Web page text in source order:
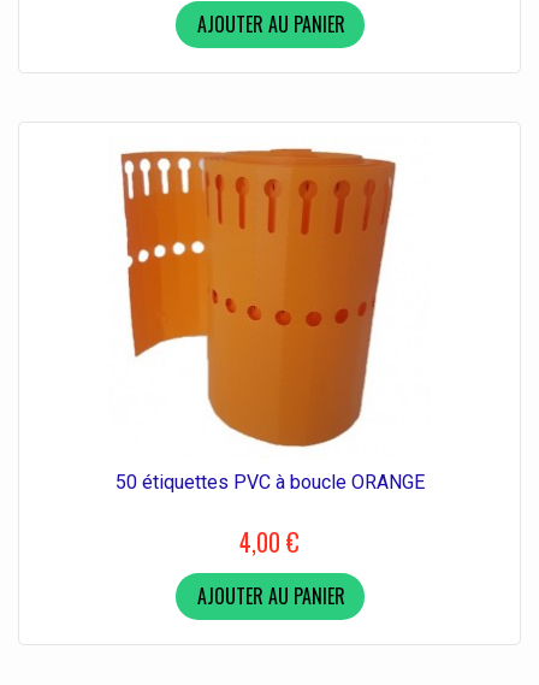
AJOUTER AU PANIER
50 étiquettes PVC à boucle ORANGE
4,00 €
AJOUTER AU PANIER